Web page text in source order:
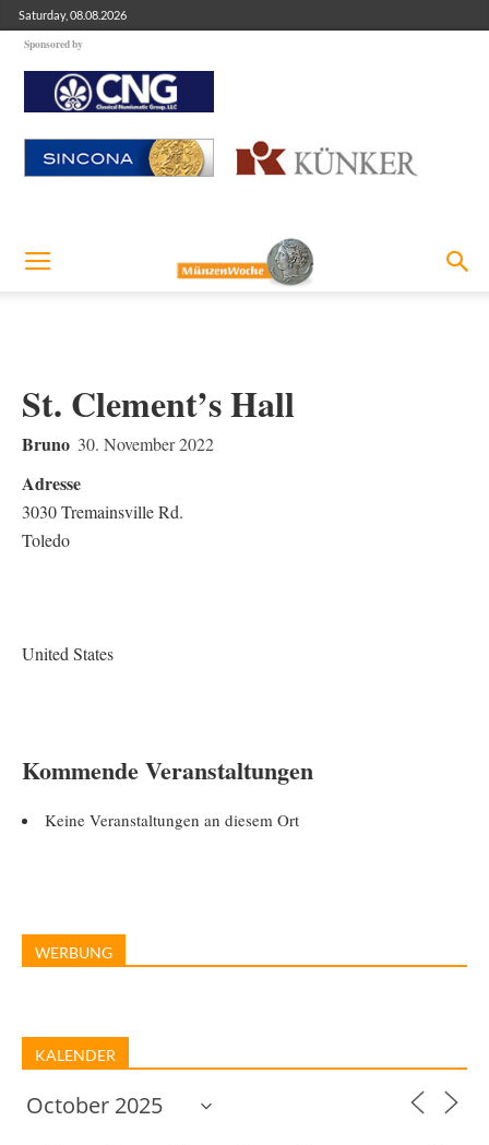
Saturday, 08.08.2026
Sponsored by
St. Clement’s Hall
Bruno 30. November 2022
Adresse
3030 Tremainsville Rd.
Toledo
United States
Kommende Veranstaltungen
Keine Veranstaltungen an diesem Ort
WERBUNG
KALENDER